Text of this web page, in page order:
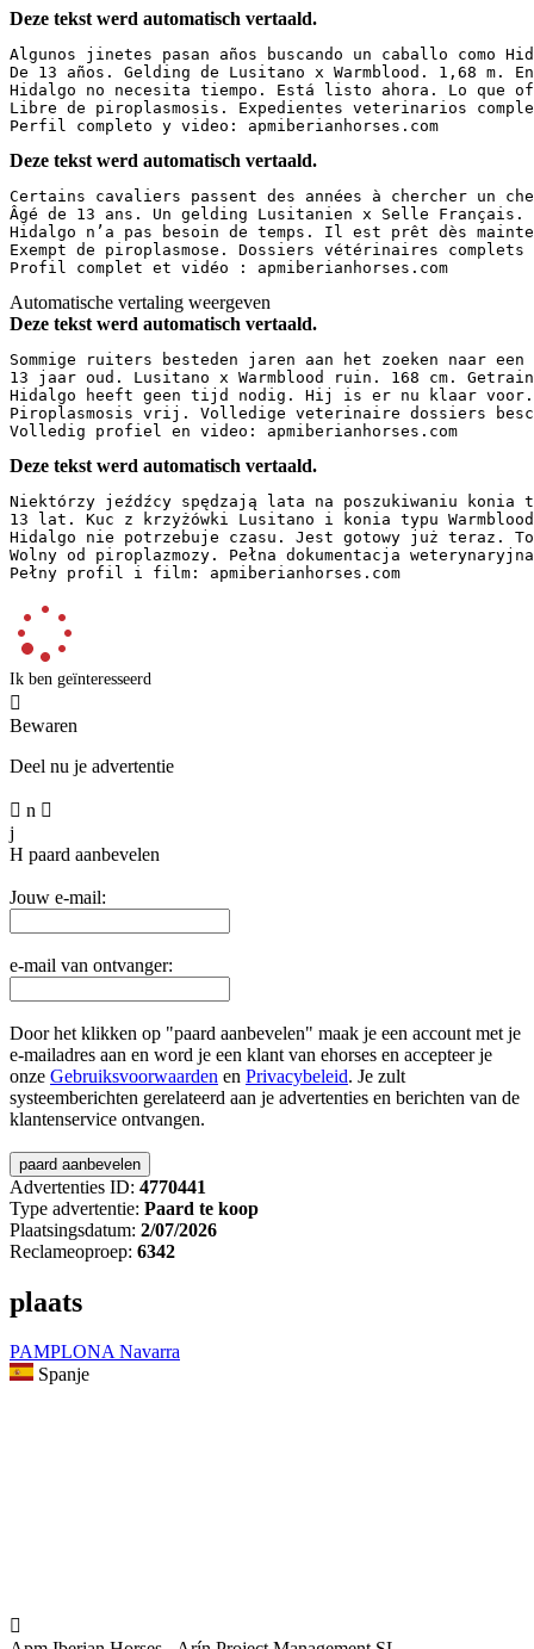
Deze tekst werd automatisch vertaald.
Algunos jinetes pasan años buscando un caballo
De 13 años. Gelding de Lusitano x Warmblood. 1,68
Hidalgo no necesita tiempo. Está listo ahora. Lo
Libre de piroplasmosis. Expedientes veterinarios
Perfil completo y video: apmiberianhorses.com
Deze tekst werd automatisch vertaald.
Certains cavaliers passent des années à chercher un
Âgé de 13 ans. Un gelding Lusitanien x Selle
Hidalgo n’a pas besoin de temps. Il est prêt dès
Exempt de piroplasmose. Dossiers vétérinaires
Profil complet et vidéo : apmiberianhorses.com
Automatische vertaling weergeven
Deze tekst werd automatisch vertaald.
Sommige ruiters besteden jaren aan het zoeken naar
13 jaar oud. Lusitano x Warmblood ruin. 168 cm.
Hidalgo heeft geen tijd nodig. Hij is er nu klaar
Piroplasmosis vrij. Volledige veterinaire dossiers
Volledig profiel en video: apmiberianhorses.com
Deze tekst werd automatisch vertaald.
Niektórzy jeźdźcy spędzają lata na poszukiwaniu
13 lat. Kuc z krzyżówki Lusitano i konia typu
Hidalgo nie potrzebuje czasu. Jest gotowy już teraz.
Wolny od piroplazmozy. Pełna dokumentacja
Pełny profil i film: apmiberianhorses.com
Ik ben geïnteresseerd

Bewaren
Deel nu je advertentie
 n 
j
H paard aanbevelen
Jouw e-mail:
e-mail van ontvanger:
Door het klikken op "paard aanbevelen" maak je een account met je
e-mailadres aan en word je een klant van ehorses en accepteer je
onze Gebruiksvoorwaarden en Privacybeleid. Je zult
systeemberichten gerelateerd aan je advertenties en berichten van de
klantenservice ontvangen.
Advertenties ID: 4770441
Type advertentie: Paard te koop
Plaatsingsdatum: 2/07/2026
Reclameoproep: 6342
plaats
PAMPLONA Navarra
Spanje
